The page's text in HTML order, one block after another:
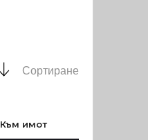
Сортиране
Към имот